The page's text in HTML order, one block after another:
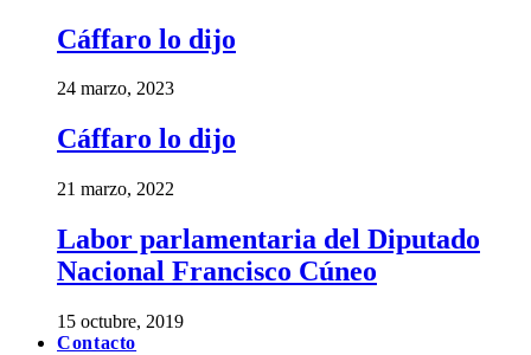
Cáffaro lo dijo
24 marzo, 2023
Cáffaro lo dijo
21 marzo, 2022
Labor parlamentaria del Diputado
Nacional Francisco Cúneo
15 octubre, 2019
Contacto